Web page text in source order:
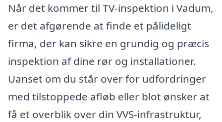
Når det kommer til TV-inspektion i Vadum,
er det afgørende at finde et pålideligt
firma, der kan sikre en grundig og præcis
inspektion af dine rør og installationer.
Uanset om du står over for udfordringer
med tilstoppede afløb eller blot ønsker at
få et overblik over din VVS-infrastruktur,